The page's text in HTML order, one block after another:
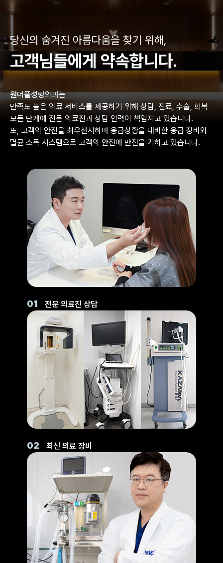
당신의 숨겨진 아름다움을 찾기 위해,
고객님들에게 약속합니다.
원더풀성형외과는
만족도 높은 의료 서비스를 제공하기 위해 상담, 진료, 수술, 회복
모든 단계에 전문 의료진과 상담 인력이 책임지고 있습니다.
또, 고객의 안전을 최우선시하며 응급상황을 대비한 응급 장비와
멸균 소독 시스템으로 고객의 안전에 만전을 기하고 있습니다.
01 전문 의료진 상담
02 최신 의료 장비